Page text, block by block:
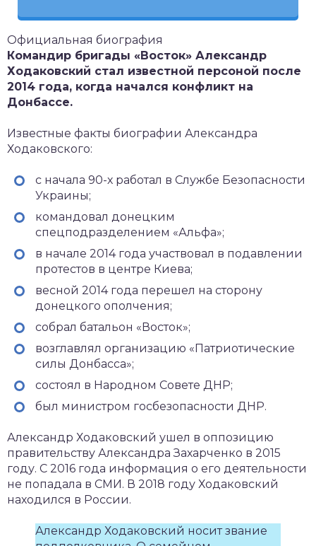
Официальная биография
Командир бригады «Восток» Александр
Ходаковский стал известной персоной после
2014 года, когда начался конфликт на
Донбассе.
Известные факты биографии Александра
Ходаковского:
с начала 90-х работал в Службе Безопасности
Украины;
командовал донецким
спецподразделением «Альфа»;
в начале 2014 года участвовал в подавлении
протестов в центре Киева;
весной 2014 года перешел на сторону
донецкого ополчения;
собрал батальон «Восток»;
возглавлял организацию «Патриотические
силы Донбасса»;
состоял в Народном Совете ДНР;
был министром госбезопасности ДНР.
Александр Ходаковский ушел в оппозицию
правительству Александра Захарченко в 2015
году. С 2016 года информация о его деятельности
не попадала в СМИ. В 2018 году Ходаковский
находился в России.
Александр Ходаковский носит звание